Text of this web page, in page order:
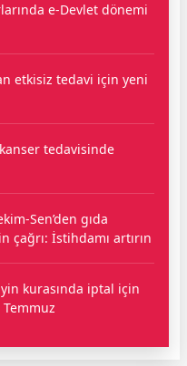
e-Devlet dönemi
etkisiz tedavi için yeni
tedavisinde
Sen’den gıda
çağrı: İstihdamı artırın
kurasında iptal için